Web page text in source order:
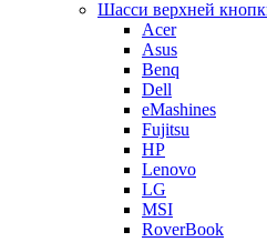
Шасси верхней
Acer
Asus
Benq
Dell
eMashines
Fujitsu
HP
Lenovo
LG
MSI
RoverBook